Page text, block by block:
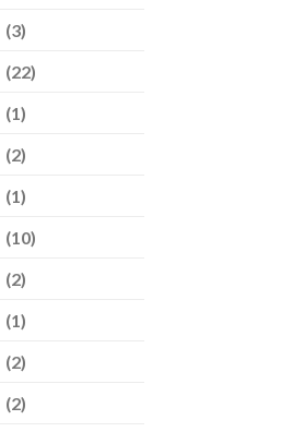
(3)
(22)
(1)
(2)
(1)
(10)
(2)
(1)
(2)
(2)